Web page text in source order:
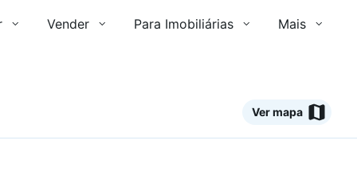
Vender Para Imobiliárias Mais
Ver mapa